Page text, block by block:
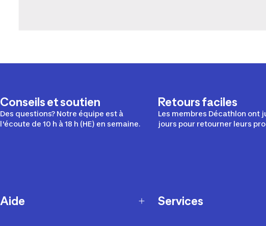
Conseils et soutien
Des questions? Notre équipe est à
l'écoute de 10 h à 18 h (HE) en semaine.
Retours faciles
Les membres Décathlon ont
jours pour retourner leurs
Aide Services